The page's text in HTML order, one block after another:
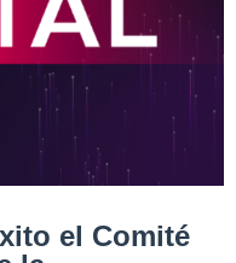
el Comité